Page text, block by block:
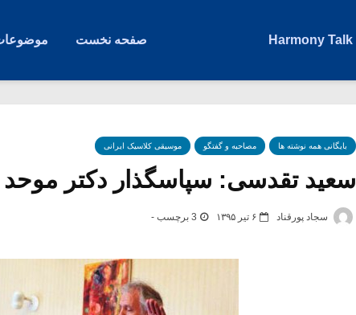
صفحه نخست
بایگانی همه نوشته ها مصاحبه و گفتگو موسیقی کلاسیک ایرانی
سعید تقدسی: سپاسگذار دکتر
سجاد پورقناد ۶ تیر ۱۳۹۵ 3 برچسب -